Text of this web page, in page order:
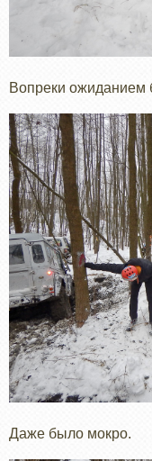
Вопреки ожиданием
Даже было мокро.